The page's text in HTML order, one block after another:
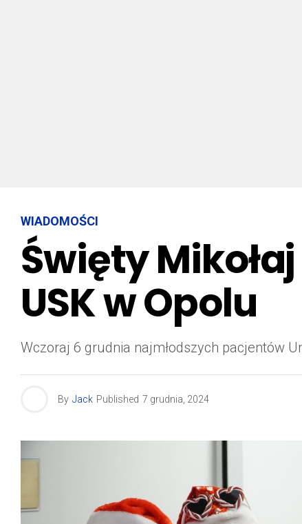
WIADOMOŚCI
Święty
USK w Opolu
Wczoraj 6 grudnia najmłodszych pacjentów
By Jack Published 7 grudnia, 2024